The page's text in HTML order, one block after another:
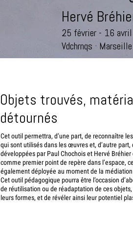
Hervé
25 février - 16
Vdchrnqs · Marseille
Objets trouvés,
détournés
Cet outil permettra, d’une part, de reconnaître
qui sont utilisés dans les œuvres et, d’autre
développées par Paul Chochois et Hervé
comme premier point de repère dans l’espace,
également déployée au moment de la
Cet outil pédagogique pourra être l’occasion
de réutilisation ou de réadaptation de ces
leurs formes, et de révéler ainsi leur potentiel